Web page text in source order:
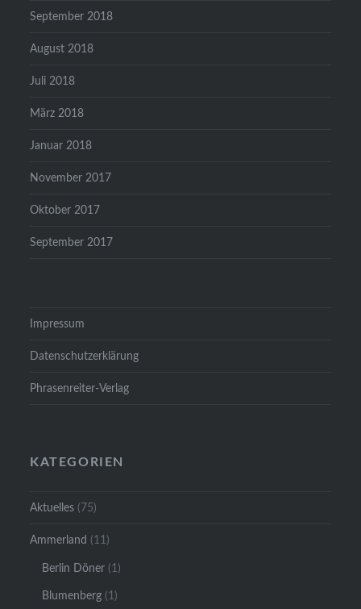
September 2018
August 2018
Juli 2018
März 2018
Januar 2018
November 2017
Oktober 2017
September 2017
Impressum
Datenschutzerklärung
Phrasenreiter-Verlag
KATEGORIEN
Aktuelles (75)
Ammerland (11)
Berlin Döner (1)
Blumenberg (1)